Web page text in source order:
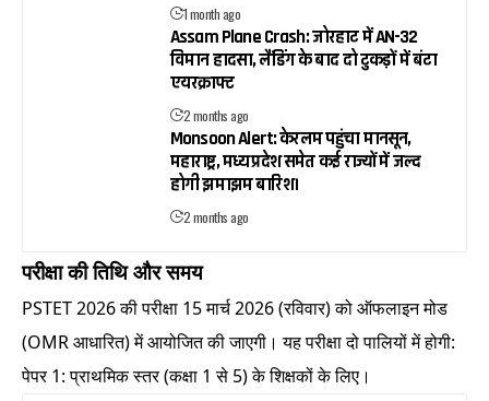
1 month ago
Assam Plane Crash: जोरहाट में AN-32
विमान हादसा, लैंडिंग के बाद दो टुकड़ों में बंटा
एयरक्राफ्ट
2 months ago
Monsoon Alert: केरलम पहुंचा मानसून,
महाराष्ट्र, मध्य प्रदेश समेत कई राज्यों में जल्द
होगी झमाझम बारिश।
2 months ago
परीक्षा की तिथि और समय
PSTET 2026 की परीक्षा 15 मार्च 2026 (रविवार) को ऑफलाइन मोड
(OMR आधारित) में आयोजित की जाएगी। यह परीक्षा दो पालियों में होगी:
पेपर 1: प्राथमिक स्तर (कक्षा 1 से 5) के शिक्षकों के लिए।